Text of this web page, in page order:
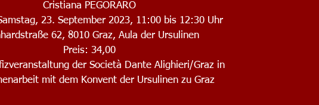
Cristiana PEGORARO
23. September 2023, 11:00 bis 12:30 Uhr
62, 8010 Graz, Aula der Ursulinen
Preis: 34,00
der Società Dante Alighieri/Graz in
mit dem Konvent der Ursulinen zu Graz